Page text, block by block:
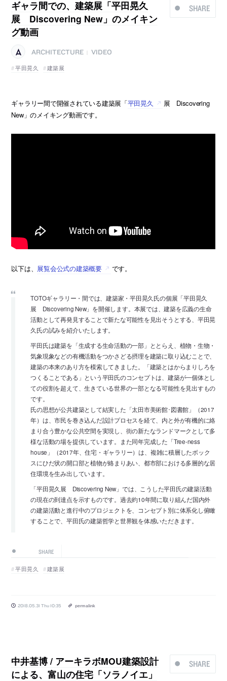
SHARE
ギャラ間での、建築展「平田晃久
展 Discovering New」のメイキン
グ動画
ARCHITECTURE
VIDEO
平田晃久
建築展
ギャラリー間で開催されている建築展「平田晃久
展 Discovering
New」のメイキング動画です。
以下は、 展覧会公式の建築概要 です。
TOTOギャラリー・間では、建築家・平田晃久氏の個展「平田晃久
展 Discovering New」を開催します。本展では、建築を広義の生命
活動として再発見することで新たな可能性を見出そうとする、平田晃
久氏の試みを紹介いたします。
平田氏は建築を「生成する生命活動の一部」ととらえ、植物・生物・
気象現象などの有機活動をつかさどる摂理を建築に取り込むことで、
建築の本来のあり方を模索してきました。「建築とはからまりしろを
つくることである」という平田氏のコンセプトは、建築が一個体とし
ての役割を超えて、生きている世界の一部となる可能性を見出すもの
です。
氏の思想が公共建築として結実した「太田市美術館･図書館」（2017
年）は、市民を巻き込んだ設計プロセスを経て、内と外が有機的に絡
まり合う豊かな公共空間を実現し、街の新たなランドマークとして多
様な活動の場を提供しています。また同年完成した「Tree-ness
house」（2017年、住宅・ギャラリー）は、複雑に積層したボック
スにひだ状の開口部と植物が絡まりあい、都市部における多層的な居
住環境を生み出しています。
「平田晃久展 Discovering New」では、こうした平田氏の建築活動
の現在の到達点を示すものです。過去約10年間に取り組んだ国内外
の建築活動と進行中のプロジェクトを、コンセプト別に体系化し俯瞰
することで、平田氏の建築哲学と世界観を体感いただきます。
SHARE
平田晃久 建築展
2018.05.31 Thu 10:35 permalink
SHARE
中井基博 / アーキラボMOU建築設計
による、富山の住宅「ソラノイエ」